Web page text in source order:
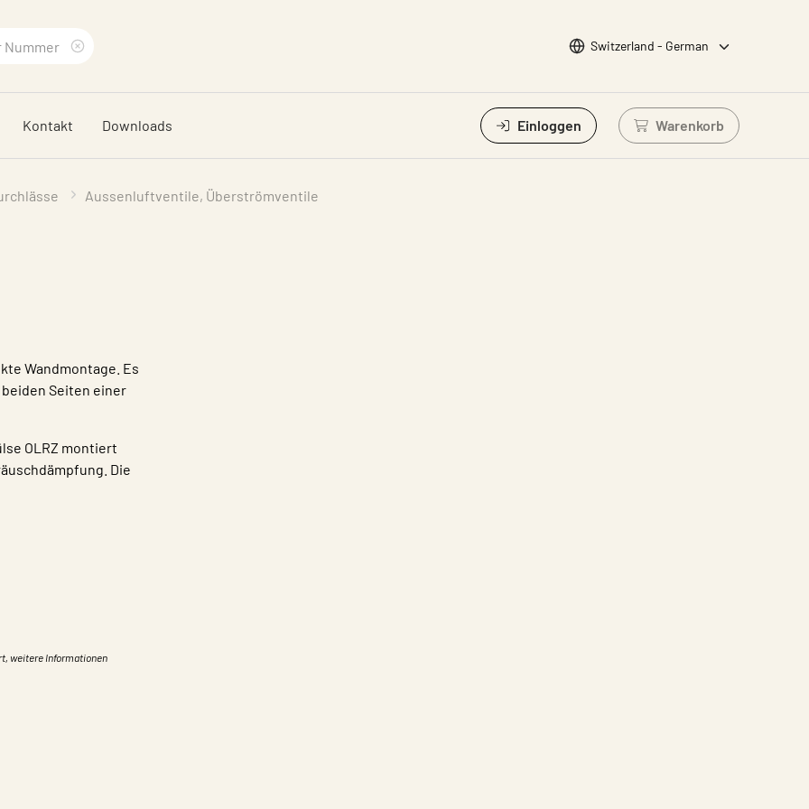
löschen
Sprache wählen
Switzerland - German
Kontakt Downloads Einloggen Warenkorb
Einloggen um
Aussenluftventile, Überströmventile
Wandmontage. Es
Seiten einer
OLRZ montiert
Die
weitere Informationen